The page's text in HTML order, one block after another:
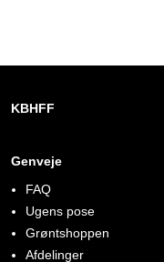
KBHFF
Genveje
FAQ
Ugens pose
Grøntshoppen
Afdelinger